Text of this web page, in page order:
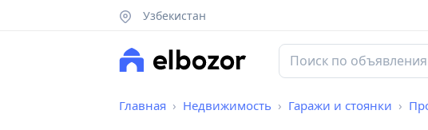
Узбекистан
Главная Недвижимость Гаражи и стоянки